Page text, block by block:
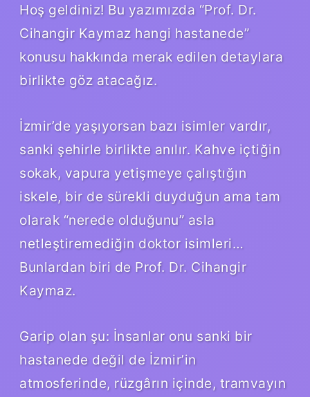
Hoş geldiniz! Bu yazımızda “Prof. Dr.
Cihangir Kaymaz hangi hastanede”
konusu hakkında merak edilen detaylara
birlikte göz atacağız.
İzmir’de yaşıyorsan bazı isimler vardır,
sanki şehirle birlikte anılır. Kahve içtiğin
sokak, vapura yetişmeye çalıştığın
iskele, bir de sürekli duyduğun ama tam
olarak “nerede olduğunu” asla
netleştiremediğin doktor isimleri…
Bunlardan biri de Prof. Dr. Cihangir
Kaymaz.
Garip olan şu: İnsanlar onu sanki bir
hastanede değil de İzmir’in
atmosferinde, rüzgârın içinde, tramvayın